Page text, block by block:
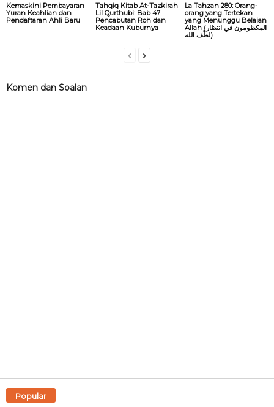
Kemaskini Pembayaran
Yuran Keahlian dan
Pendaftaran Ahli Baru
Tahqiq Kitab At-Tazkirah
Lil Qurthubi: Bab 47
Pencabutan Roh dan
Keadaan Kuburnya
La Tahzan 280: Orang-
orang yang Tertekan
yang Menunggu Belaian
Allah (المكظومون في انتظار
لطْف الله)
Komen dan Soalan
Popular